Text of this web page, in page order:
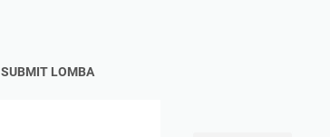
SUBMIT LOMBA